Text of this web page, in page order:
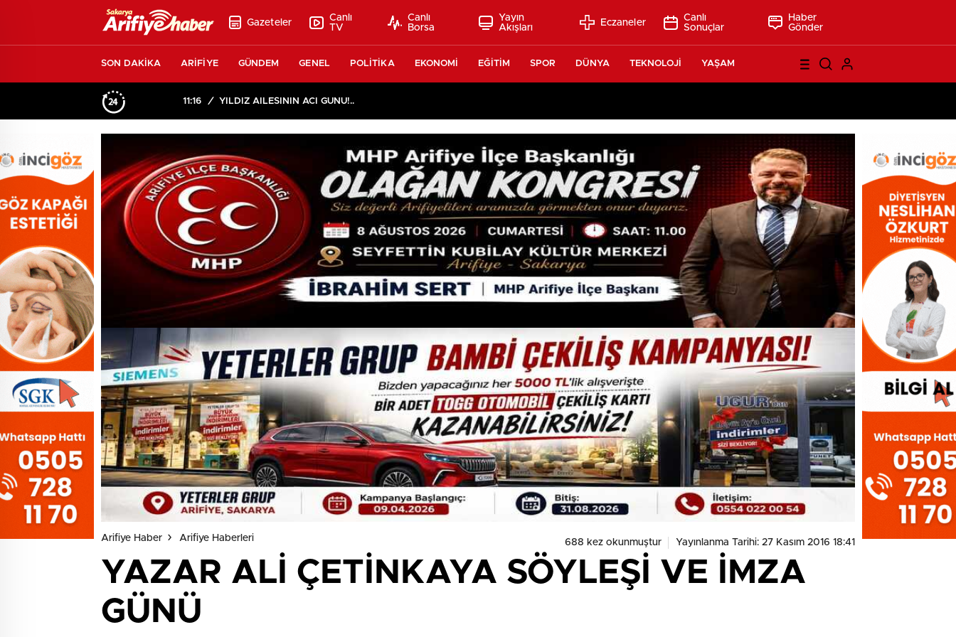
Gazeteler
Canlı
TV
Canlı
Borsa
Yayın
Akışları
Eczaneler
Canlı
Sonuçlar
Haber
Gönder
SON DAKİKA ARİFİYE GÜNDEM GENEL POLİTİKA EKONOMİ EĞİTİM SPOR DÜNYA TEKNOLOJİ YAŞAM
11:16 / YILDIZ AİLESİNİN ACI GÜNÜ!..
Arifiye Haber Arifiye Haberleri 688 kez okunmuştur Yayınlanma Tarihi: 27 Kasım 2016 18:41
YAZAR ALİ ÇETİNKAYA SÖYLEŞİ VE İMZA
GÜNÜ